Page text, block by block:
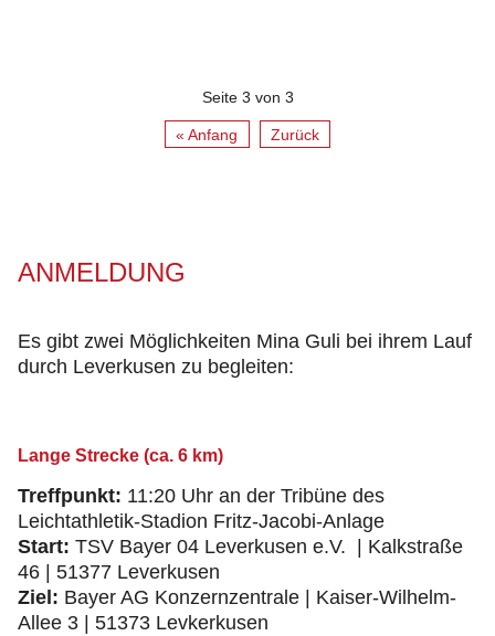
Seite 3 von 3
« Anfang Zurück
ANMELDUNG
Es gibt zwei Möglichkeiten Mina Guli bei ihrem Lauf
durch Leverkusen zu begleiten:
Lange Strecke (ca. 6 km)
Treffpunkt: 11:20 Uhr an der Tribüne des
Leichtathletik-Stadion Fritz-Jacobi-Anlage
Start: TSV Bayer 04 Leverkusen e.V. | Kalkstraße
46 | 51377 Leverkusen
Ziel: Bayer AG Konzernzentrale | Kaiser-Wilhelm-
Allee 3 | 51373 Levkerkusen